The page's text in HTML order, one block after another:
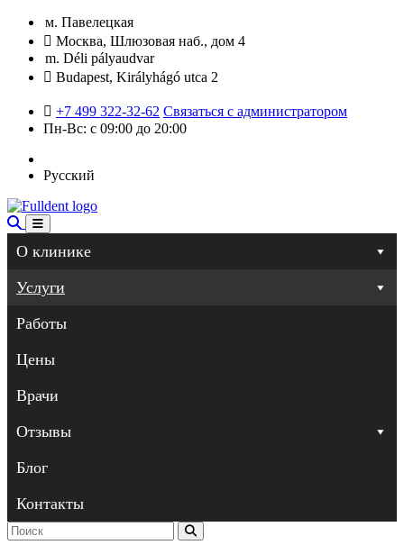
м. Павелецкая
Москва, Шлюзовая наб., дом 4
m. Déli pályaudvar
Budapest, Királyhágó utca 2
+7 499 322-32-62 Связаться с администратором
Пн-Вс: с 09:00 до 20:00
Русский
О клинике
Услуги
Работы
Цены
Врачи
Отзывы
Блог
Контакты